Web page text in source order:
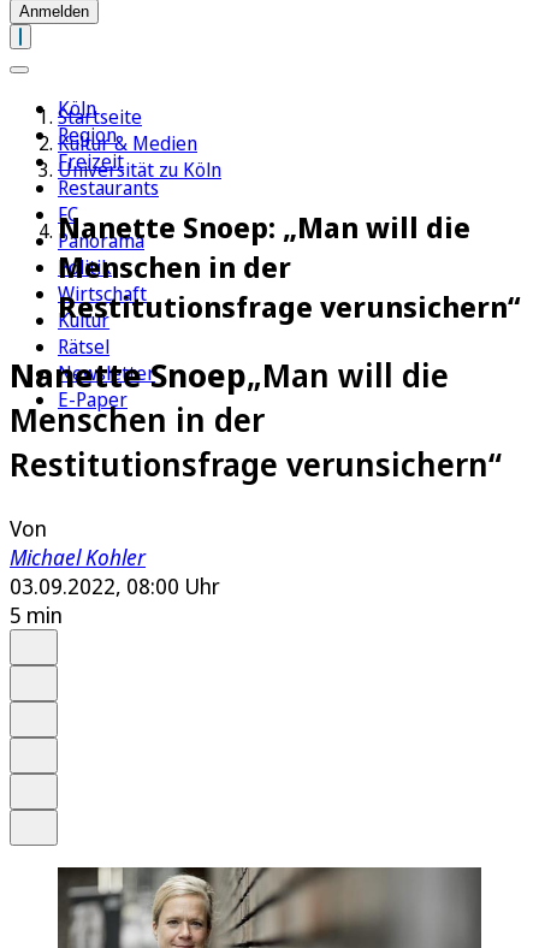
Anmelden
Köln
Region
Freizeit
Restaurants
FC
Panorama
Politik
Wirtschaft
Kultur
Rätsel
Newsletter
E-Paper
Startseite
Kultur & Medien
Universität zu Köln
Nanette Snoep: „Man will die
Menschen in der
Restitutionsfrage verunsichern“
Nanette Snoep„Man will die
Menschen in der
Restitutionsfrage verunsichern“
Von
Michael Kohler
03.09.2022, 08:00 Uhr
5 min